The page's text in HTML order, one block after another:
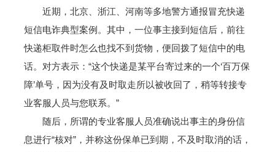
近期，北京、浙江、河南等多地警方通报冒充快递
短信电诈典型案例。其中，一位事主接到短信后，前往
快递柜取件时怎么也找不到货物，便回拨了短信中的电
话。对方表示：“这个快递是某平台寄过来的一个‘百万保
障’单号，因为没有及时取走所以被收回了，稍等转接专
业客服人员与您联系。”
随后，所谓的专业客服人员准确说出事主的身份信
息进行“核对”，并称这份保单已到期，不及时取消的话，